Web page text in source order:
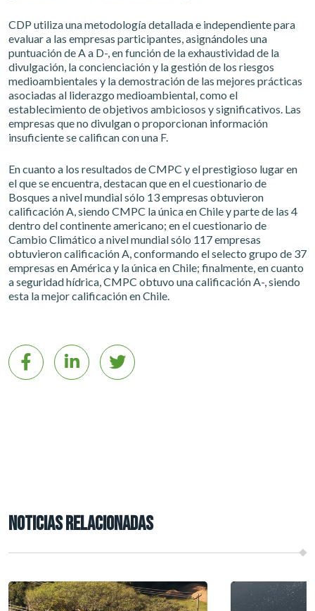
CDP utiliza una metodología detallada e independiente para
evaluar a las empresas participantes, asignándoles una
puntuación de A a D-, en función de la exhaustividad de la
divulgación, la concienciación y la gestión de los riesgos
medioambientales y la demostración de las mejores prácticas
asociadas al liderazgo medioambiental, como el
establecimiento de objetivos ambiciosos y significativos. Las
empresas que no divulgan o proporcionan información
insuficiente se califican con una F.
En cuanto a los resultados de CMPC y el prestigioso lugar en
el que se encuentra, destacan que en el cuestionario de
Bosques a nivel mundial sólo 13 empresas obtuvieron
calificación A, siendo CMPC la única en Chile y parte de las 4
dentro del continente americano; en el cuestionario de
Cambio Climático a nivel mundial sólo 117 empresas
obtuvieron calificación A, conformando el selecto grupo de 37
empresas en América y la única en Chile; finalmente, en cuanto
a seguridad hídrica, CMPC obtuvo una calificación A-, siendo
esta la mejor calificación en Chile.
NOTICIAS RELACIONADAS